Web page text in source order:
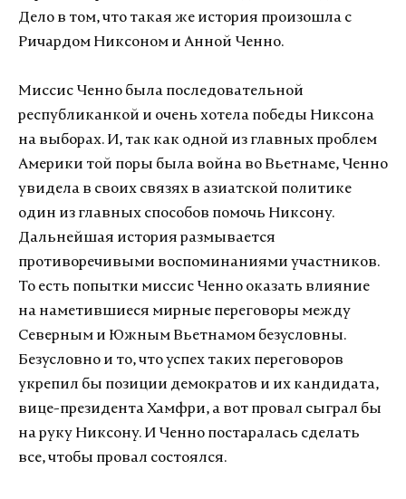
Дело в том, что такая же история произошла с
Ричардом Никсоном и Анной Ченно.
Миссис Ченно была последовательной
республиканкой и очень хотела победы Никсона
на выборах. И, так как одной из главных проблем
Америки той поры была война во Вьетнаме, Ченно
увидела в своих связях в азиатской политике
один из главных способов помочь Никсону.
Дальнейшая история размывается
противоречивыми воспоминаниями участников.
То есть попытки миссис Ченно оказать влияние
на наметившиеся мирные переговоры между
Северным и Южным Вьетнамом безусловны.
Безусловно и то, что успех таких переговоров
укрепил бы позиции демократов и их кандидата,
вице-президента Хамфри, а вот провал сыграл бы
на руку Никсону. И Ченно постаралась сделать
все, чтобы провал состоялся.